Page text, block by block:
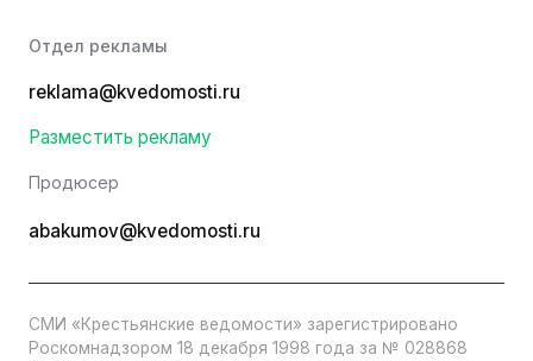
Отдел рекламы
reklama@kvedomosti.ru
Разместить рекламу
Продюсер
abakumov@kvedomosti.ru
СМИ «Крестьянские ведомости» зарегистрировано
Роскомнадзором 18 декабря 1998 года за № 028868